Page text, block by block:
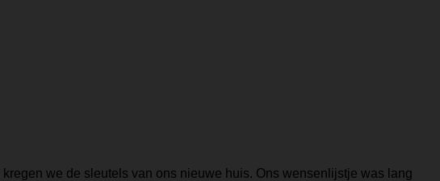
kregen we de sleutels van ons nieuwe huis. Ons wensenlijstje was lang